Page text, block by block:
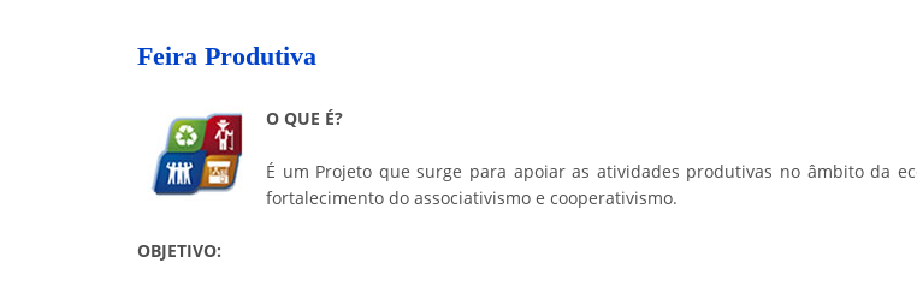
Feira Produtiva
O QUE É?
É um Projeto que surge para apoiar as atividades produtivas no âmbito da
fortalecimento do associativismo e cooperativismo.
OBJETIVO: